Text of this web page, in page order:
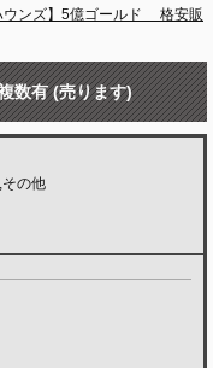
ウンズ】5億ゴールド 格安販
有 (売ります)
の他